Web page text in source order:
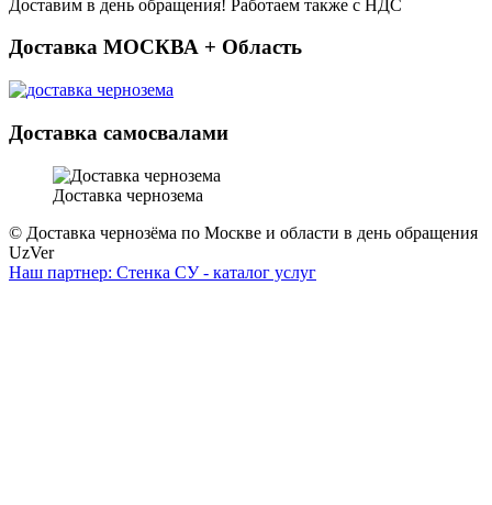
Доставим в день обращения! Работаем также с НДС
Доставка МОСКВА + Область
Доставка самосвалами
Доставка чернозема
© Доставка чернозёма по Москве и области в день обращения
UzVer
Наш партнер: Стенка СУ - каталог услуг